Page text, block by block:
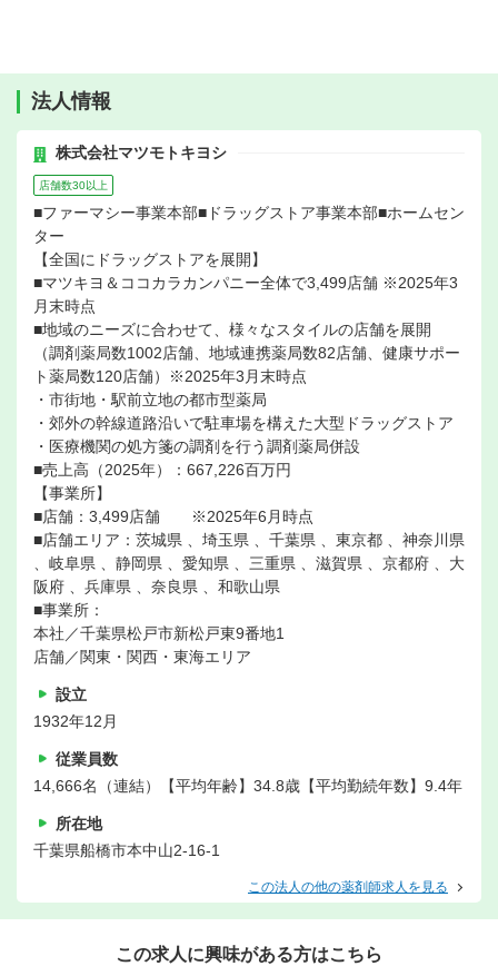
法人情報
株式会社マツモトキヨシ
店舗数30以上
■ファーマシー事業本部■ドラッグストア事業本部■ホームセン
ター
【全国にドラッグストアを展開】
■マツキヨ＆ココカラカンパニー全体で3,499店舗 ※2025年3
月末時点
■地域のニーズに合わせて、様々なスタイルの店舗を展開
（調剤薬局数1002店舗、地域連携薬局数82店舗、健康サポー
ト薬局数120店舗）※2025年3月末時点
・市街地・駅前立地の都市型薬局
・郊外の幹線道路沿いで駐車場を構えた大型ドラッグストア
・医療機関の処方箋の調剤を行う調剤薬局併設
■売上高（2025年）：667,226百万円
【事業所】
■店舗：3,499店舗 ※2025年6月時点
■店舗エリア：茨城県 、埼玉県 、千葉県 、東京都 、神奈川県
、岐阜県 、静岡県 、愛知県 、三重県 、滋賀県 、京都府 、大
阪府 、兵庫県 、奈良県 、和歌山県
■事業所：
本社／千葉県松戸市新松戸東9番地1
店舗／関東・関西・東海エリア
設立
1932年12月
従業員数
14,666名（連結）【平均年齢】34.8歳【平均勤続年数】9.4年
所在地
千葉県船橋市本中山2-16-1
この法人の他の薬剤師求人を見る
この求人に興味がある方はこちら